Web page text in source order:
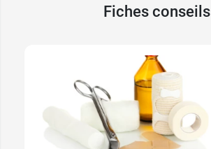
Fiches conseils